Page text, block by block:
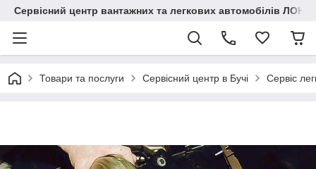
Сервісний центр вантажних та легкових автомобілів
Товари та послуги Сервісний центр в Бучі Сервіс